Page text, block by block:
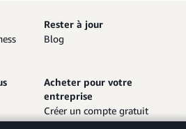
Rester à jour
Blog
Acheter pour votre
entreprise
Créer un compte gratuit
Se connecter à votre compte